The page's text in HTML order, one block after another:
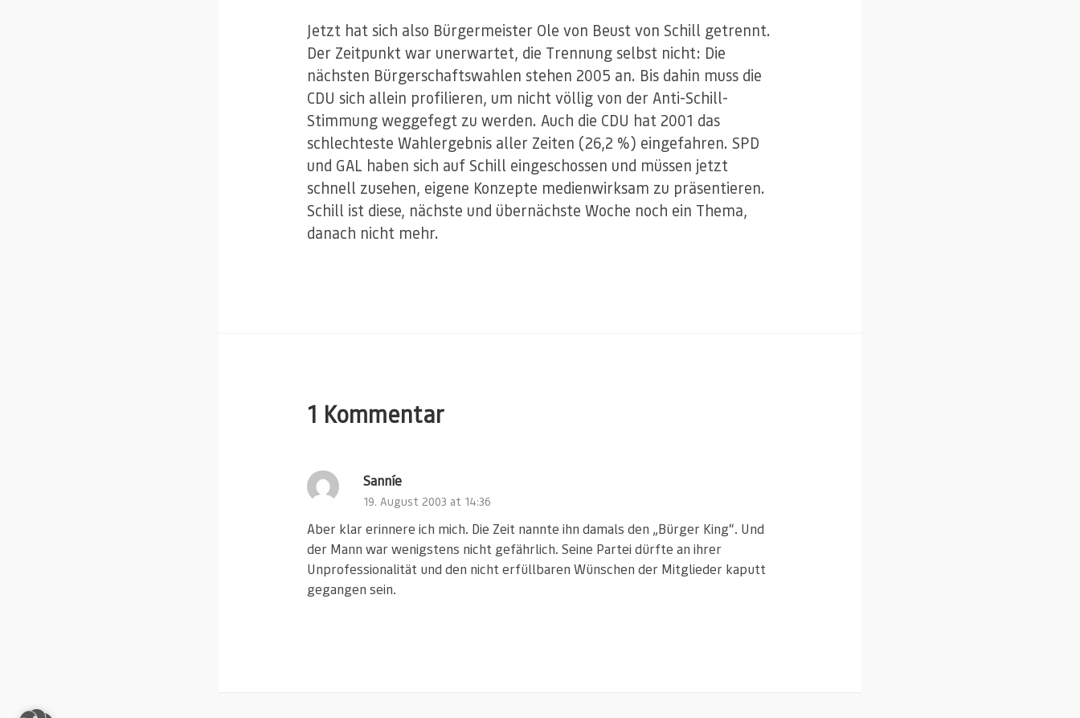
Jetzt hat sich also Bürgermeister Ole von Beust von Schill getrennt.
Der Zeitpunkt war unerwartet, die Trennung selbst nicht: Die
nächsten Bürgerschaftswahlen stehen 2005 an. Bis dahin muss die
CDU sich allein profilieren, um nicht völlig von der Anti-Schill-
Stimmung weggefegt zu werden. Auch die CDU hat 2001 das
schlechteste Wahlergebnis aller Zeiten (26,2 %) eingefahren. SPD
und GAL haben sich auf Schill eingeschossen und müssen jetzt
schnell zusehen, eigene Konzepte medienwirksam zu präsentieren.
Schill ist diese, nächste und übernächste Woche noch ein Thema,
danach nicht mehr.
1 Kommentar
Sanníe
19. August 2003 at 14:36
Aber klar erinnere ich mich. Die Zeit nannte ihn damals den „Bürger King“. Und
der Mann war wenigstens nicht gefährlich. Seine Partei dürfte an ihrer
Unprofessionalität und den nicht erfüllbaren Wünschen der Mitglieder kaputt
gegangen sein.